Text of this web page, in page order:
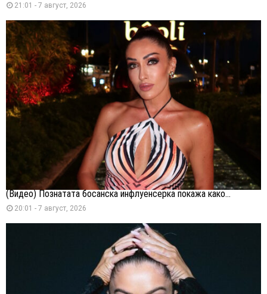
21:01 - 7 август, 2026
(Видео) Познатата босанска инфлуенсерка покажа како...
20:01 - 7 август, 2026